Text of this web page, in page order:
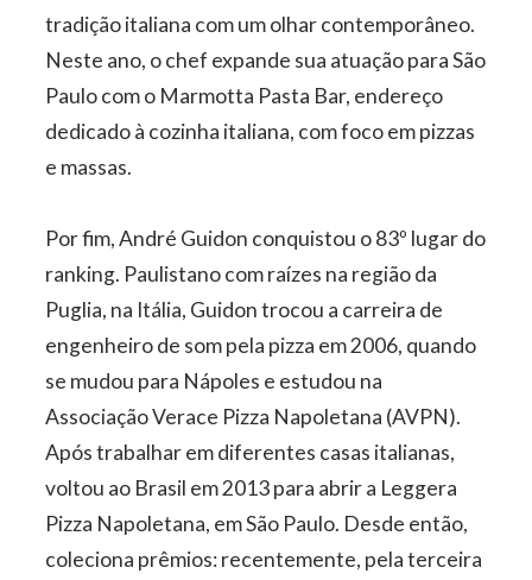
tradição italiana com um olhar contemporâneo.
Neste ano, o chef expande sua atuação para São
Paulo com o Marmotta Pasta Bar, endereço
dedicado à cozinha italiana, com foco em pizzas
e massas.
Por fim, André Guidon conquistou o 83º lugar do
ranking. Paulistano com raízes na região da
Puglia, na Itália, Guidon trocou a carreira de
engenheiro de som pela pizza em 2006, quando
se mudou para Nápoles e estudou na
Associação Verace Pizza Napoletana (AVPN).
Após trabalhar em diferentes casas italianas,
voltou ao Brasil em 2013 para abrir a Leggera
Pizza Napoletana, em São Paulo. Desde então,
coleciona prêmios: recentemente, pela terceira